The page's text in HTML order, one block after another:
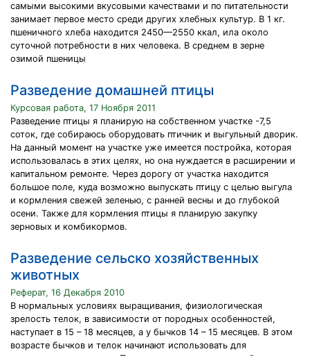
самыми высокими вкусовыми качествами и по питательности
занимает первое место среди других хлебных культур. В 1 кг.
пшеничного хлеба находится 2450—2550 ккал, ила около
суточной потребности в них человека. В среднем в зерне
озимой пшеницы
Разведение домашней птицы
Курсовая работа, 17 Ноября 2011
Разведение птицы я планирую на собственном участке -7,5
соток, где собираюсь оборудовать птичник и выгульный дворик.
На данный момент на участке уже имеется постройка, которая
использовалась в этих целях, но она нуждается в расширении и
капитальном ремонте. Через дорогу от участка находится
большое поле, куда возможно выпускать птицу с целью выгула
и кормления свежей зеленью, с ранней весны и до глубокой
осени. Также для кормления птицы я планирую закупку
зерновых и комбикормов.
Разведение сельско хозяйственных
животных
Реферат, 16 Декабря 2010
В нормальных условиях выращивания, физиологическая
зрелость телок, в зависимости от породных особенностей,
наступает в 15 – 18 месяцев, а у бычков 14 – 15 месяцев. В этом
возрасте бычков и телок начинают использовать для